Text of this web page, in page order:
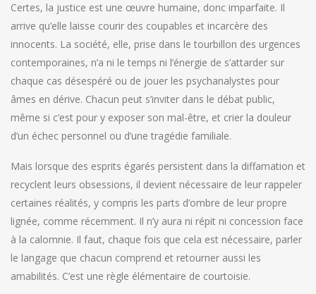
Certes, la justice est une œuvre humaine, donc imparfaite. Il
arrive qu’elle laisse courir des coupables et incarcère des
innocents. La société, elle, prise dans le tourbillon des urgences
contemporaines, n’a ni le temps ni l’énergie de s’attarder sur
chaque cas désespéré ou de jouer les psychanalystes pour
âmes en dérive. Chacun peut s’inviter dans le débat public,
même si c’est pour y exposer son mal-être, et crier la douleur
d’un échec personnel ou d’une tragédie familiale.
Mais lorsque des esprits égarés persistent dans la diffamation et
recyclent leurs obsessions, il devient nécessaire de leur rappeler
certaines réalités, y compris les parts d’ombre de leur propre
lignée, comme récemment. Il n’y aura ni répit ni concession face
à la calomnie. Il faut, chaque fois que cela est nécessaire, parler
le langage que chacun comprend et retourner aussi les
amabilités. C’est une règle élémentaire de courtoisie.